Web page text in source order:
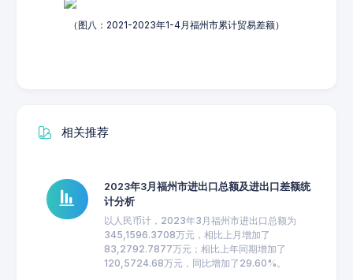
（图八：2021-2023年1-4月福州市累计贸易差额）
相关推荐
2023年3月福州市进出口总额及进出口差额统
计分析
以人民币计，2023年3月福州市进出口总额为
345,1596.3708万元，相比上月增加了
83,2792.7877万元；相比上年同期增加了
120,5724.68万元，同比增加了29.60%。